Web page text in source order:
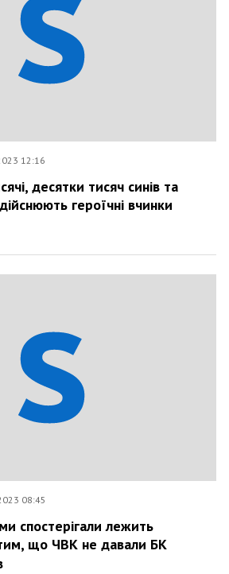
12:16
десятки тисяч синів та
героїчні вчинки
08:45
спостерігали лежить
що ЧВК не давали БК